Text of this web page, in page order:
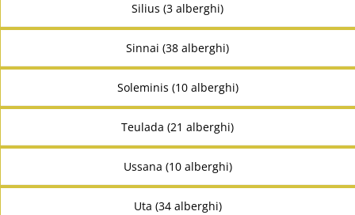
Silius (3 alberghi)
Sinnai (38 alberghi)
Soleminis (10 alberghi)
Teulada (21 alberghi)
Ussana (10 alberghi)
Uta (34 alberghi)